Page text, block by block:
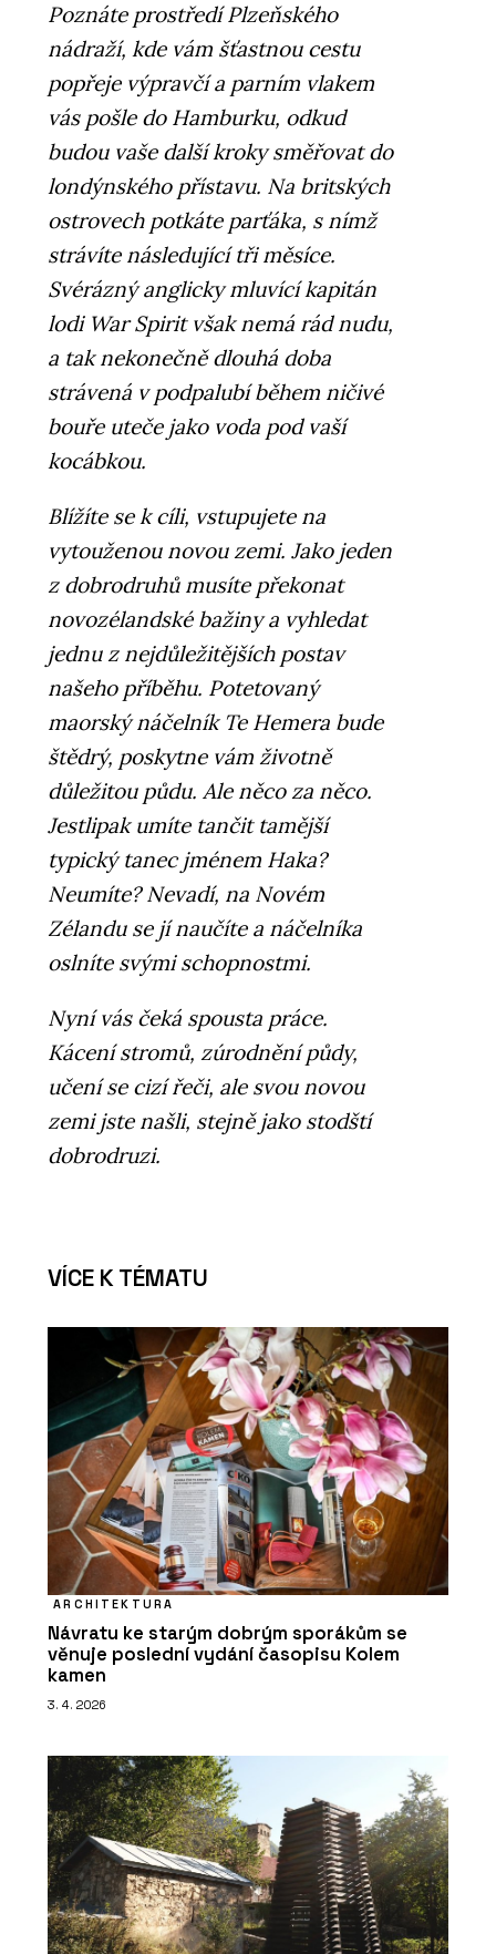
Poznáte prostředí Plzeňského
nádraží, kde vám šťastnou cestu
popřeje výpravčí a parním vlakem
vás pošle do Hamburku, odkud
budou vaše další kroky směřovat do
londýnského přístavu. Na britských
ostrovech potkáte parťáka, s nímž
strávíte následující tři měsíce.
Svérázný anglicky mluvící kapitán
lodi War Spirit však nemá rád nudu,
a tak nekonečně dlouhá doba
strávená v podpalubí během ničivé
bouře uteče jako voda pod vaší
kocábkou.
Blížíte se k cíli, vstupujete na
vytouženou novou zemi. Jako jeden
z dobrodruhů musíte překonat
novozélandské bažiny a vyhledat
jednu z nejdůležitějších postav
našeho příběhu. Potetovaný
maorský náčelník Te Hemera bude
štědrý, poskytne vám životně
důležitou půdu. Ale něco za něco.
Jestlipak umíte tančit tamější
typický tanec jménem Haka?
Neumíte? Nevadí, na Novém
Zélandu se jí naučíte a náčelníka
oslníte svými schopnostmi.
Nyní vás čeká spousta práce.
Kácení stromů, zúrodnění půdy,
učení se cizí řeči, ale svou novou
zemi jste našli, stejně jako stodští
dobrodruzi.
VÍCE K TÉMATU
ARCHITEKTURA
Návratu ke starým dobrým sporákům se
věnuje poslední vydání časopisu Kolem
kamen
3. 4. 2026